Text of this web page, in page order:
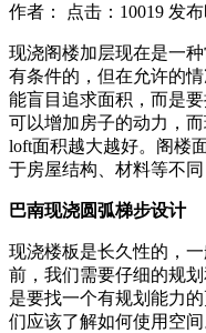
作者： 点击：10019 发
现浇阁楼加层现在是一
有条件的，但在允许的
能盲目追求面积，而是
可以增加房子的动力，
loft面积越大越好。阁楼
于房屋结构、材料等不
巴南现浇圆弧梯步设计
现浇楼板是长久性的，
前，我们需要仔细的规
是要找一个有规划能力
们应该了解如何使用空